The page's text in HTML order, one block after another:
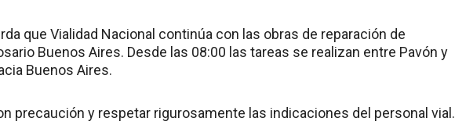
que Vialidad Nacional continúa con las obras de reparación de
Buenos Aires. Desde las 08:00 las tareas se realizan entre Pavón y
Buenos Aires.
precaución y respetar rigurosamente las indicaciones del personal vial.